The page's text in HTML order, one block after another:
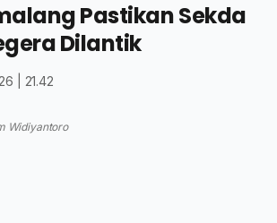
Pastikan Sekda
Dilantik
| 21.42
Widiyantoro